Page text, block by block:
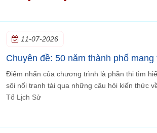
11-07-2026
Chuyên đề: 50 năm thành phố
Điểm nhấn của chương trình là phần thi tìm
sôi nổi tranh tài qua những câu hỏi kiến thức
Tổ Lịch Sử